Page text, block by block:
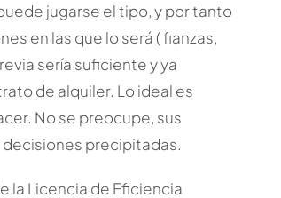
jugarse el tipo, y por tanto
en las que lo será ( fianzas,
sería suficiente y ya
de alquiler. Lo ideal es
No se preocupe, sus
decisiones precipitadas.
la Licencia de Eficiencia